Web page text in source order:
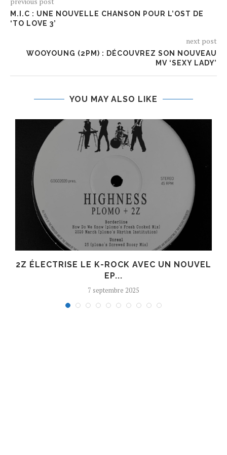
M.I.C : UNE NOUVELLE CHANSON POUR L’OST DE
‘TO LOVE 3’
next post
WOOYOUNG (2PM) : DÉCOUVREZ SON NOUVEAU
MV ‘SEXY LADY’
YOU MAY ALSO LIKE
2Z ÉLECTRISE LE K-ROCK AVEC UN NOUVEL
EP...
7 septembre 2025